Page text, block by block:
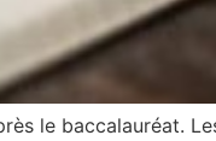
le baccalauréat.